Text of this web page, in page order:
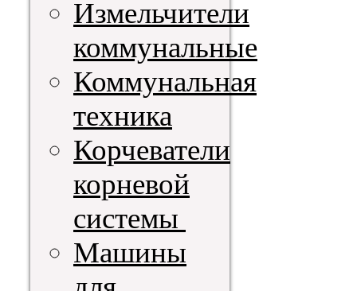
Измельчители
коммунальные
Коммунальная
техника
Корчеватели
корневой
системы
Машины